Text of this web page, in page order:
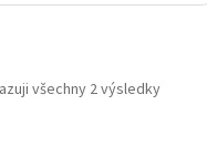
všechny 2 výsledky